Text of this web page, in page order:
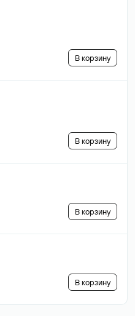
В корзину
В корзину
В корзину
В корзину